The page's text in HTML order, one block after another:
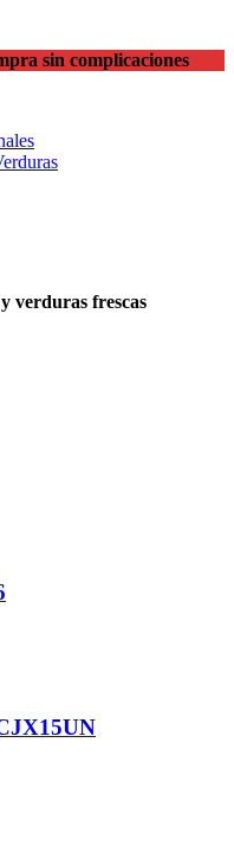
sin complicaciones
verduras frescas